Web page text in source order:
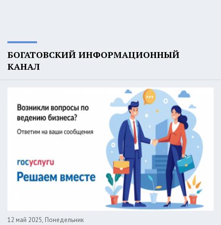
БОГАТОВСКИЙ ИНФОРМАЦИОННЫЙ
КАНАЛ
12 май 2025, Понедельник